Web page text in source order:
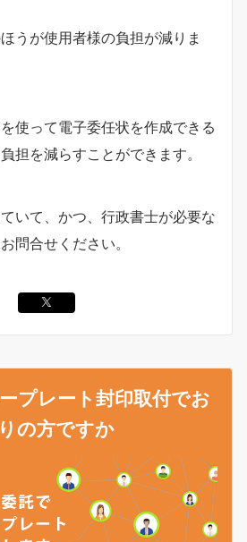
うが使用者様の負担が減りま
使って電子委任状を作成できる
担を減らすことができます。
いて、かつ、行政書士が必要な
問合せください。
プレート封印取付でお
の方ですか